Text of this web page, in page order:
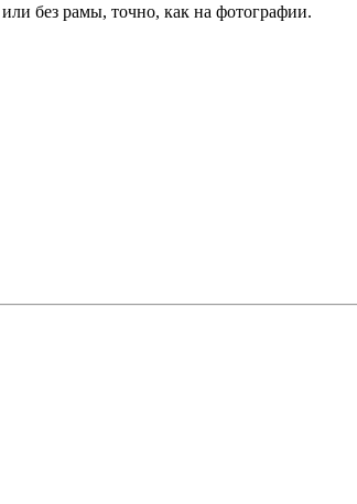
без рамы, точно, как на фотографии.